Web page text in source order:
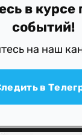
в курсе
событий!
на наш
в